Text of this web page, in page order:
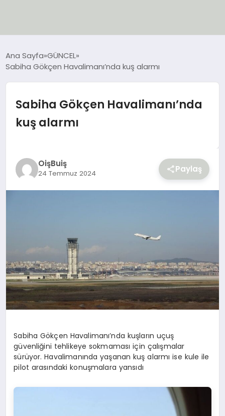
GÜNCEL
SIYASET
YAŞAM
Ana Sayfa GÜNCEL
Sabiha Gökçen Havalimanı’nda kuş alarmı
Sabiha Gökçen Havalimanı’nda
kuş alarmı
OişBuiş
24 Temmuz 2024 Paylaş
Sabiha Gökçen Havalimanı’nda kuşların uçuş
güvenliğini tehlikeye sokmaması için çalışmalar
sürüyor. Havalimanında yaşanan kuş alarmı ise kule ile
pilot arasındaki konuşmalara yansıdı